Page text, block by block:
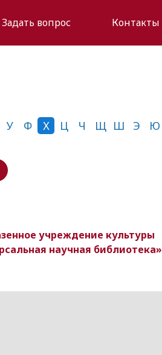
Задать вопрос Контакты
У Ф Х Ц Ч Щ Ш Э Ю
учреждение культуры
научная библиотека»